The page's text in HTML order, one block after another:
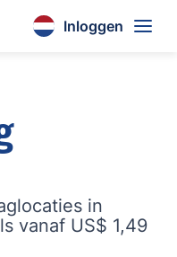
Inloggen
in
vanaf US$ 1,49